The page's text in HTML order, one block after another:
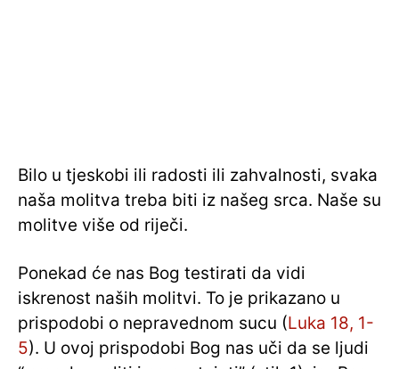
Bilo u tjeskobi ili radosti ili zahvalnosti, svaka
naša molitva treba biti iz našeg srca. Naše su
molitve više od riječi.
Ponekad će nas Bog testirati da vidi
iskrenost naših molitvi. To je prikazano u
prispodobi o nepravednom sucu (Luka 18, 1-
5). U ovoj prispodobi Bog nas uči da se ljudi